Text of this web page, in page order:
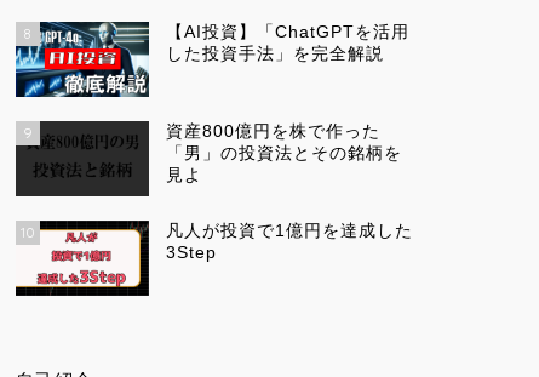
8
【AI投資】「ChatGPTを活用
した投資手法」を完全解説
9
資産800億円を株で作った
「男」の投資法とその銘柄を
見よ
10
凡人が投資で1億円を達成した
3Step